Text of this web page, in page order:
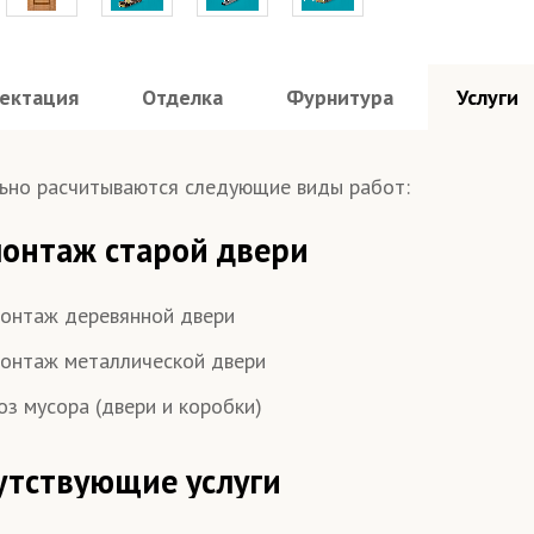
Отделка Фурнитура Услуги
стали 2 мм Шумоизоляция 60 дБ